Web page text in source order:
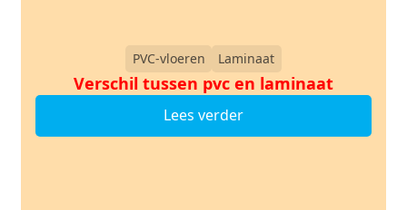
PVC-vloeren Laminaat
Verschil tussen pvc en laminaat
Lees verder